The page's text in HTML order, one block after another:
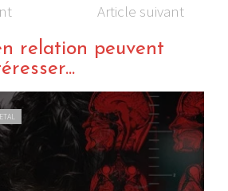
Article suivant
relation peuvent